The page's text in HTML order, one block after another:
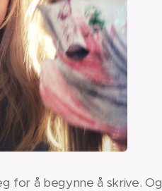
for å begynne å skrive.